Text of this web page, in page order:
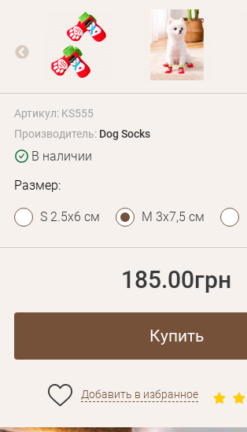
+380 (95) 095-00-
Артикул: KS555
Производитель: Dog Socks
В наличии
Размер:
S 2.5х6 см M 3х7,5 см
185.00грн
Купить
Добавить в избранное